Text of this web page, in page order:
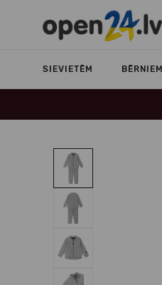
SIEVIETĒM BĒRNIEM